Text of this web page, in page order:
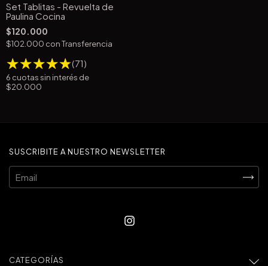
Set Tablitas - Revuelta de
Paulina Cocina
$120.000
$102.000 conTransferencia
(71)
6 cuotas sin interés de
$20.000
SUSCRIBITE A NUESTRO NEWSLETTER
CATEGORÍAS